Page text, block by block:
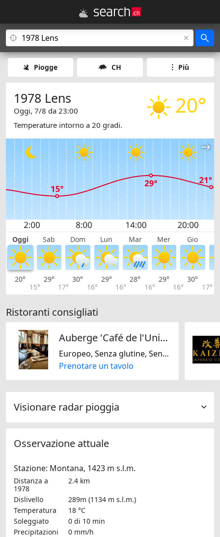
Piogge CH Più
20°
1978 Lens
Oggi, 7/8 da 23:00
Temperature intorno a 20 gradi.
Oggi Sab Dom Lun Mar Mer Gio
20°
15°
29°
17°
30°
16°
29°
16°
28°
16°
29°
16°
30°
17°
Ristoranti consigliati
Auberge 'Café de l'Union'
Europeo, Senza glutine, Senza lattosio, Stagionale, Francese, Regionale, Svizzera
Prenotare un tavolo
Visionare radar pioggia
Osservazione attuale
Stazione: Montana, 1423 m s.l.m.
Distanza a
1978
2.4 km
Dislivello
289m (1134 m s.l.m.)
Temperatura
18 °C
Soleggiato
0 di 10 min
Precipitazioni
0 mm/h